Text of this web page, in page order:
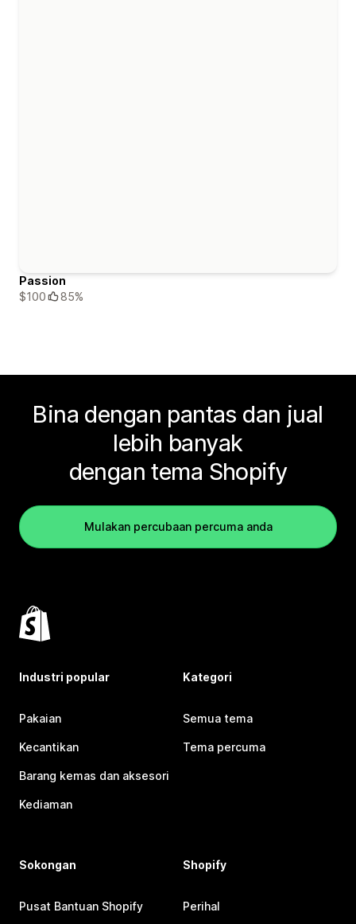
Passion
$100
85%
Bina dengan pantas dan jual
lebih banyak
dengan tema Shopify
Mulakan percubaan percuma anda
Industri popular
Pakaian
Kecantikan
Barang kemas dan aksesori
Kediaman
Kategori
Semua tema
Tema percuma
Sokongan
Pusat Bantuan Shopify
Shopify
Perihal